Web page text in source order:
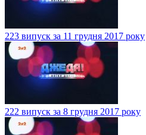
223 випуск за 11 грудня 2017 року
222 випуск за 8 грудня 2017 року